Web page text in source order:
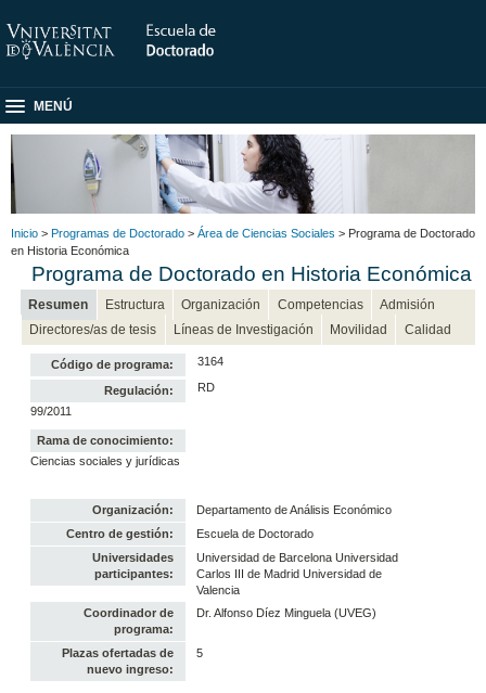
MENÚ
Inicio > Programas de Doctorado > Área de Ciencias Sociales > Programa de Doctorado
en Historia Económica
Programa de Doctorado en Historia Económica
Resumen Estructura Organización Competencias
Admisión
Directores/as de tesis
Líneas de Investigación Movilidad Calidad
Código de programa: 3164
Regulación:
RD
99/2011
Rama de conocimiento:
Ciencias sociales y jurídicas
Organización:
Departamento de Análisis Económico
Centro de gestión:
Escuela de Doctorado
Universidades
participantes:
Universidad de Barcelona Universidad
Carlos III de Madrid Universidad de
Valencia
Coordinador de
programa:
Dr. Alfonso Díez Minguela (UVEG)
Plazas ofertadas de
nuevo ingreso:
5